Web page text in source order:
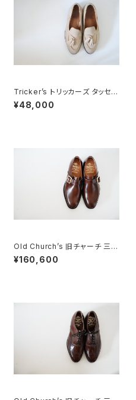
Tricker’s トリッカーズ タッセル
ローファー 5.5-4 スエード
¥48,000
Old Church’s 旧チャーチ 三都
市 WESTBURY 65G DEADS
TOCK
¥160,600